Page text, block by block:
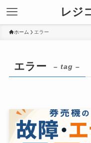
レジ
ホーム エラー
エラー – tag –